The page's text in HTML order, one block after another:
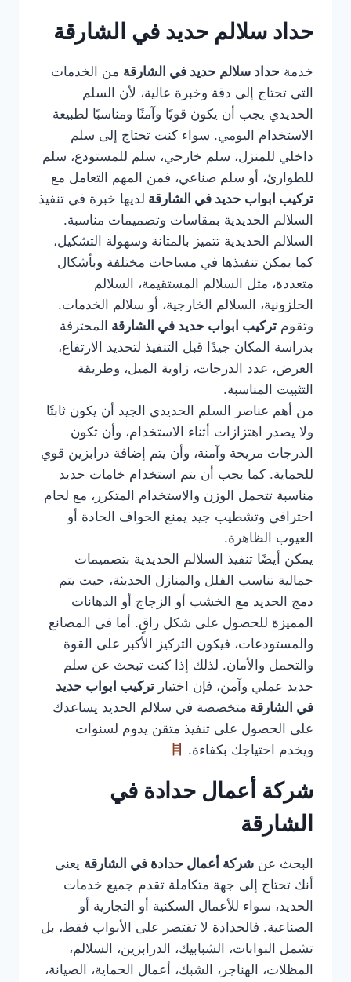
حداد سلالم حديد في الشارقة
خدمة حداد سلالم حديد في الشارقة من الخدمات
التي تحتاج إلى دقة وخبرة عالية، لأن السلم
الحديدي يجب أن يكون قويًا وآمنًا ومناسبًا لطبيعة
الاستخدام اليومي. سواء كنت تحتاج إلى سلم
داخلي للمنزل، سلم خارجي، سلم للمستودع، سلم
للطوارئ، أو سلم صناعي، فمن المهم التعامل مع
تركيب ابواب حديد في الشارقة لديها خبرة في تنفيذ
السلالم الحديدية بمقاسات وتصميمات مناسبة.
السلالم الحديدية تتميز بالمتانة وسهولة التشكيل،
كما يمكن تنفيذها في مساحات مختلفة وبأشكال
متعددة، مثل السلالم المستقيمة، السلالم
الحلزونية، السلالم الخارجية، أو سلالم الخدمات.
وتقوم تركيب ابواب حديد في الشارقة المحترفة
بدراسة المكان جيدًا قبل التنفيذ لتحديد الارتفاع،
العرض، عدد الدرجات، زاوية الميل، وطريقة
التثبيت المناسبة.
من أهم عناصر السلم الحديدي الجيد أن يكون ثابتًا
ولا يصدر اهتزازات أثناء الاستخدام، وأن تكون
الدرجات مريحة وآمنة، وأن يتم إضافة درابزين قوي
للحماية. كما يجب أن يتم استخدام خامات حديد
مناسبة تتحمل الوزن والاستخدام المتكرر، مع لحام
احترافي وتشطيب جيد يمنع الحواف الحادة أو
العيوب الظاهرة.
يمكن أيضًا تنفيذ السلالم الحديدية بتصميمات
جمالية تناسب الفلل والمنازل الحديثة، حيث يتم
دمج الحديد مع الخشب أو الزجاج أو الدهانات
المميزة للحصول على شكل راقٍ. أما في المصانع
والمستودعات، فيكون التركيز الأكبر على القوة
والتحمل والأمان. لذلك إذا كنت تبحث عن سلم
حديد عملي وآمن، فإن اختيار تركيب ابواب حديد
في الشارقة متخصصة في سلالم الحديد يساعدك
على الحصول على تنفيذ متقن يدوم لسنوات
ويخدم احتياجك بكفاءة.
شركة أعمال حدادة في
الشارقة
البحث عن شركة أعمال حدادة في الشارقة يعني
أنك تحتاج إلى جهة متكاملة تقدم جميع خدمات
الحديد، سواء للأعمال السكنية أو التجارية أو
الصناعية. فالحدادة لا تقتصر على الأبواب فقط، بل
تشمل البوابات، الشبابيك، الدرابزين، السلالم،
المظلات، الهناجر، الشبك، أعمال الحماية، الصيانة،